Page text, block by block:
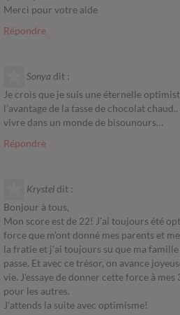
Merci pour votre aide
Répondre
Sonya dit :
Je crois que je suis une éternelle
l’avantage de la tasse de chocolat
vivre dans un monde de bisounours…
Répondre
Krystel dit :
Bonjour à tous,
Mon score est de 22! J’ai toujours été
force que m’ont donné mes parents et
la fratie et j’ai toujours su que ma
passe. Et avec ce trésor, on avance
vie. J’essaye de donner cette force à
pour les autres.
J’attends la suite avec optimisme!